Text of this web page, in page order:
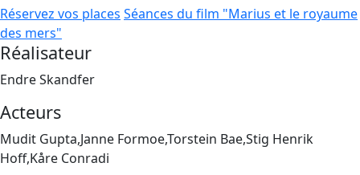
Réservez vos places Séances du film "Marius et le royaume
des mers"
Réalisateur
Endre Skandfer
Acteurs
Mudit Gupta,Janne Formoe,Torstein Bae,Stig Henrik
Hoff,Kåre Conradi